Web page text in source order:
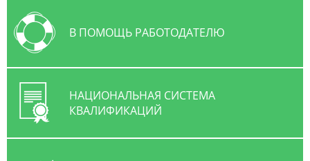
В ПОМОЩЬ РАБОТОДАТЕЛЮ
НАЦИОНАЛЬНАЯ СИСТЕМА
КВАЛИФИКАЦИЙ